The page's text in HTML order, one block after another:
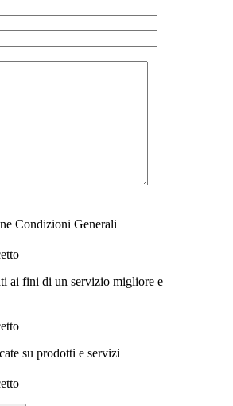
Condizioni Generali
ai fini di un servizio migliore e
su prodotti e servizi